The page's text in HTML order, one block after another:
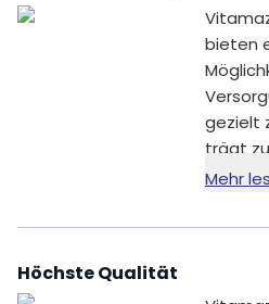
bieten
gezielt
trägt
Mehr
Höchste Qualität